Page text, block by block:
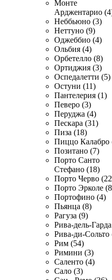
Монте
Арджентарио
Неббьюно (3)
Неттуно (9)
Оджеббио (4)
Ольбия (4)
Орбетелло (8)
Ортиджия (3)
Оспедалетти (5)
Остуни (11)
Пантелерия (1)
Певеро (3)
Перуджа (4)
Пескара (31)
Пиза (18)
Пиццо Калабро
Позитано (7)
Порто Санто
Стефано (18)
Порто Черво
Порто Эрколе
Портофино (4)
Пьянца (8)
Рагуза (9)
Рива-дель-
Рива-ди-Сольто
Рим (54)
Римини (3)
Саленто (4)
Сало (3)